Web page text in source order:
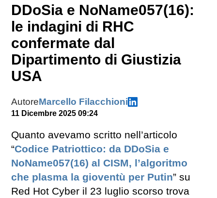
DDoSia e NoName057(16):
le indagini di RHC
confermate dal
Dipartimento di Giustizia
USA
AutoreMarcello Filacchioni
11 Dicembre 2025 09:24
Quanto avevamo scritto nell’articolo
“Codice Patriottico: da DDoSia e
NoName057(16) al CISM, l’algoritmo
che plasma la gioventù per Putin” su
Red Hot Cyber il 23 luglio scorso trova